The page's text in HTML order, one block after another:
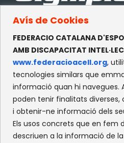
Avís de Cookies
FEDERACIO CATALANA
AMB DISCAPACITAT
www.federacioacell.org,
tecnologies similars que
informació quan hi navegues.
poden tenir finalitats diverses,
i obtenir-ne informació dels
Els usos concrets que en fem
descriuen a la informació de
c/Olympe de
Recinte
08035 -
XARXES